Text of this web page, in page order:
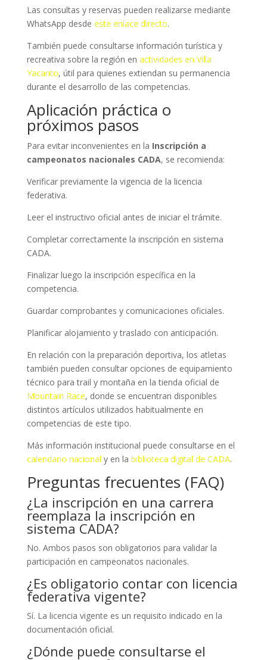
Las consultas y reservas pueden realizarse mediante
WhatsApp desde este enlace directo.
También puede consultarse información turística y
recreativa sobre la región en actividades en Villa
Yacanto, útil para quienes extiendan su permanencia
durante el desarrollo de las competencias.
Aplicación práctica o
próximos pasos
Para evitar inconvenientes en la Inscripción a
campeonatos nacionales CADA, se recomienda:
Verificar previamente la vigencia de la licencia
federativa.
Leer el instructivo oficial antes de iniciar el trámite.
Completar correctamente la inscripción en sistema
CADA.
Finalizar luego la inscripción específica en la
competencia.
Guardar comprobantes y comunicaciones oficiales.
Planificar alojamiento y traslado con anticipación.
En relación con la preparación deportiva, los atletas
también pueden consultar opciones de equipamiento
técnico para trail y montaña en la tienda oficial de
Mountain Race, donde se encuentran disponibles
distintos artículos utilizados habitualmente en
competencias de este tipo.
Más información institucional puede consultarse en el
calendario nacional y en la biblioteca digital de CADA.
Preguntas frecuentes (FAQ)
¿La inscripción en una carrera
reemplaza la inscripción en
sistema CADA?
No. Ambos pasos son obligatorios para validar la
participación en campeonatos nacionales.
¿Es obligatorio contar con licencia
federativa vigente?
Sí. La licencia vigente es un requisito indicado en la
documentación oficial.
¿Dónde puede consultarse el